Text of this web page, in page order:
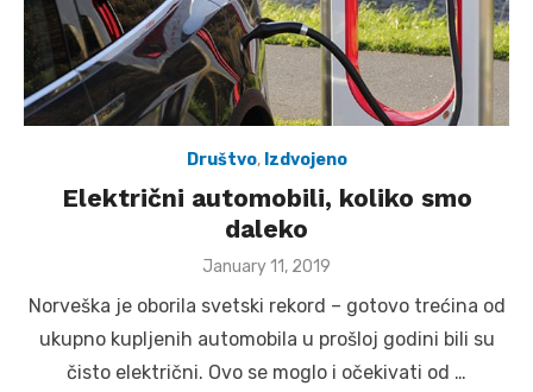
Društvo, Izdvojeno
Električni automobili, koliko smo
daleko
Posted
January 11, 2019
Norveška je oborila svetski rekord – gotovo trećina od
ukupno kupljenih automobila u prošloj godini bili su
čisto električni. Ovo se moglo i očekivati od …